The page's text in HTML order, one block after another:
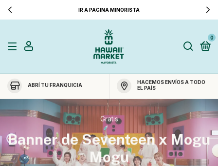
PRECIOS SIN IVA
0
ABRÍ TU FRANQUICIA
HACEMOS ENVÍOS A TODO
EL PAÍS
Gratis
Banner de Seventeen x Mogu
Mogu